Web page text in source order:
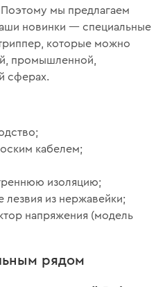
мы предлагаем
новинки — специальные
которые можно
промышленной,
сферах.
кабелем;
изоляцию;
из нержавейки;
напряжения (модель
рядом